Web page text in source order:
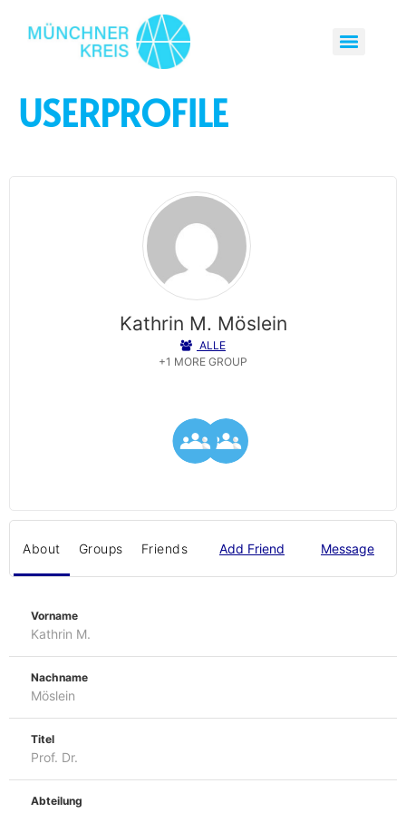
USERPROFILE
Kathrin M. Möslein
Universität Erlangen-Nürnberg
ALLE
+1 MORE GROUP
About Groups Friends Message
Add Friend
Vorname
Kathrin M.
Nachname
Möslein
Titel
Prof. Dr.
Abteilung